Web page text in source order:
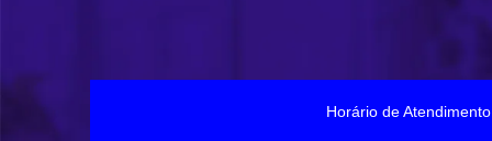
Horário de Atendimento​